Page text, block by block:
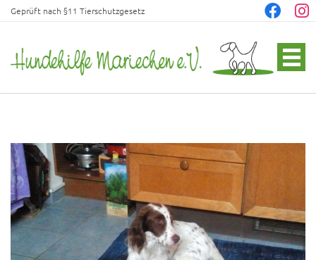
Geprüft nach §11 Tierschutzgesetz